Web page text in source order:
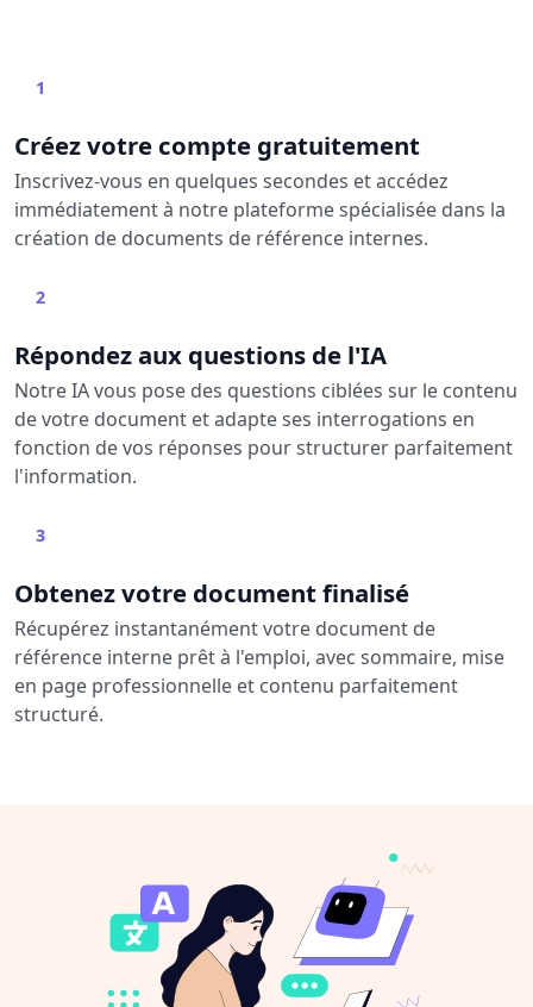
1
Créez votre compte gratuitement
Inscrivez-vous en quelques secondes et accédez
immédiatement à notre plateforme spécialisée dans la
création de documents de référence internes.
2
Répondez aux questions de l'IA
Notre IA vous pose des questions ciblées sur le contenu
de votre document et adapte ses interrogations en
fonction de vos réponses pour structurer parfaitement
l'information.
3
Obtenez votre document finalisé
Récupérez instantanément votre document de
référence interne prêt à l'emploi, avec sommaire, mise
en page professionnelle et contenu parfaitement
structuré.